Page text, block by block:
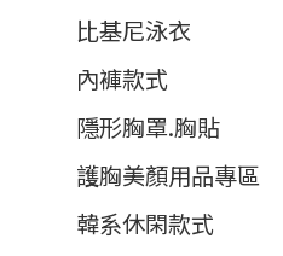
比基尼泳衣
內褲款式
隱形胸罩.胸貼
護胸美顏用品專區
韓系休閑款式